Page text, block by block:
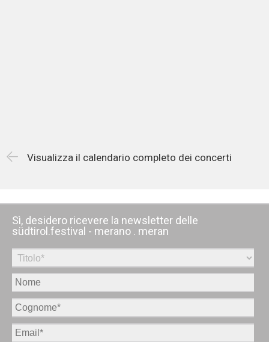
Visualizza il calendario completo dei concerti
Sì, desidero ricevere la newsletter delle
südtirol.festival - merano . meran